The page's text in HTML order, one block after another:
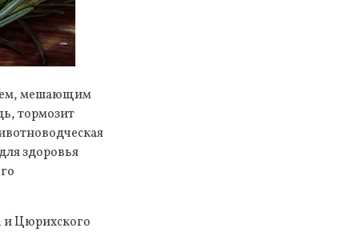
мешающим
тормозит
здоровья
и Цюрихского